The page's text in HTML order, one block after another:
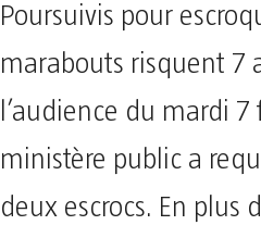
Poursuivis pour
marabouts risquent 7
l’audience du mardi
ministère public a
deux escrocs. En plus